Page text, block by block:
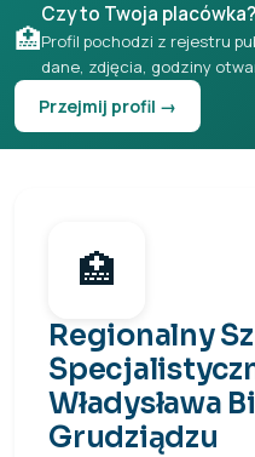
🏥
Czy to Twoja placówka?
Profil pochodzi z rejestru
dane, zdjęcia, godziny
Przejmij profil →
🏥
Regionalny
Władysława
Grudziądzu